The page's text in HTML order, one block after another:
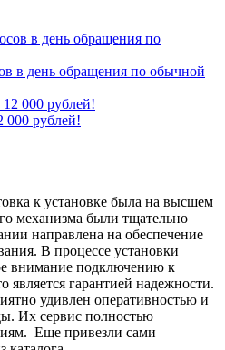
в день обращения по обычной
000 рублей!
к установке была на высшем
механизма были тщательно
направлена на обеспечение
В процессе установки
внимание подключению к
является гарантией надежности.
удивлен оперативностью и
Их сервис полностью
Еще привезли сами